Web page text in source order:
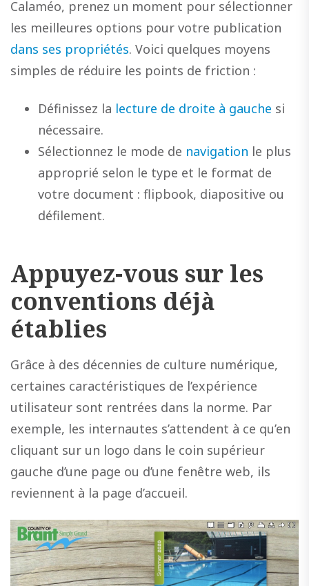
Calaméo, prenez un moment pour sélectionner
les meilleures options pour votre publication
dans ses propriétés. Voici quelques moyens
simples de réduire les points de friction :
Définissez la lecture de droite à gauche si
nécessaire.
Sélectionnez le mode de navigation le plus
approprié selon le type et le format de
votre document : flipbook, diapositive ou
défilement.
Appuyez-vous sur les
conventions déjà
établies
Grâce à des décennies de culture numérique,
certaines caractéristiques de l’expérience
utilisateur sont rentrées dans la norme. Par
exemple, les internautes s’attendent à ce qu’en
cliquant sur un logo dans le coin supérieur
gauche d’une page ou d’une fenêtre web, ils
reviennent à la page d’accueil.